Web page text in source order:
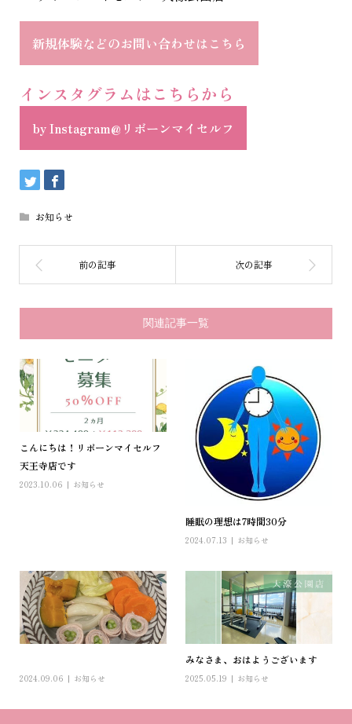
新規体験などのお問い合わせはこちら
インスタグラムはこちらから
by Instagram@リボーンマイセルフ
お知らせ
関連記事一覧
こんにちは！リボーンマイセルフ
天王寺店です
2023.10.06 お知らせ
睡眠の理想は7時間30分
2024.07.13 お知らせ
2024.09.06 お知らせ
みなさま、おはようございます
2025.05.19 お知らせ